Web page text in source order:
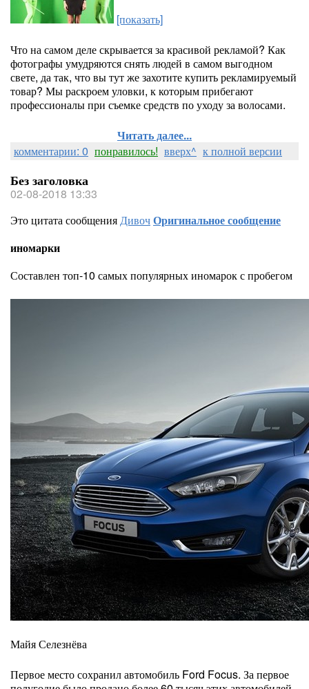
[показать]
Что на самом деле скрывается за красивой рекламой? Как
фотографы умудряются снять людей в самом выгодном
свете, да так, что вы тут же захотите купить рекламируемый
товар? Мыраскроем уловки, к которым прибегают
профессионалы при съемке средств по уходу за волосами.
Читать далее...
комментарии: 0 понравилось! вверх^ к полной версии
Без заголовка
02-08-2018 13:33
Это цитата сообщенияДивочОригинальное сообщение
иномарки
Составлен топ-10 самых популярных иномарок с пробегом
Майя Селезнёва
Первое место сохранил автомобиль Ford Focus. За первое